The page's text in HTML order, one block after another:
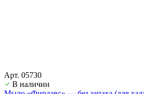
Арт. 05730
В наличии